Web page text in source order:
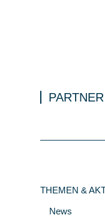
PARTNER
THEMEN &
News